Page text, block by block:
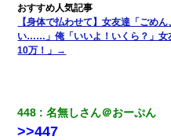
出張中の旦那から『フリンし
「本当に家まで来たの？証拠
いのか！」→ 離婚後
【身体で払わせて】女友達「ごめ
い……」俺「いいよ！いくら？」
10万！」→
448 名無しさん＠おーぷん
>>447